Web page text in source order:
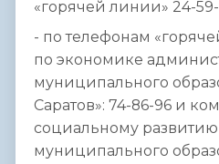
«горячей линии» 24-59-
- по телефонам
по экономике
муниципального
Саратов»: 74-86-96 и
социальному
муниципального